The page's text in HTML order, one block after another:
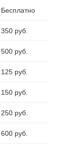
Бесплатно
350 руб.
500 руб.
125 руб.
150 руб.
250 руб.
600 руб.